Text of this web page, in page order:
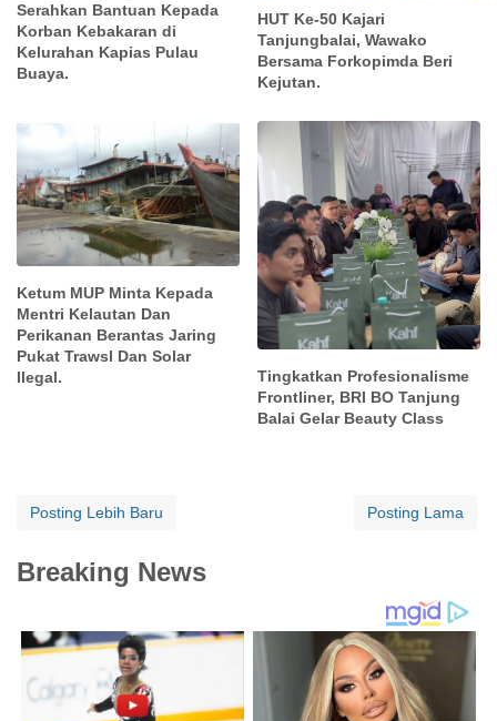
Serahkan Bantuan Kepada
Korban Kebakaran di
Kelurahan Kapias Pulau
Buaya.
HUT Ke-50 Kajari
Tanjungbalai, Wawako
Bersama Forkopimda Beri
Kejutan.
Ketum MUP Minta Kepada
Mentri Kelautan Dan
Perikanan Berantas Jaring
Pukat Trawsl Dan Solar
Ilegal.
Tingkatkan Profesionalisme
Frontliner, BRI BO Tanjung
Balai Gelar Beauty Class
Posting Lebih Baru Posting Lama
Breaking News